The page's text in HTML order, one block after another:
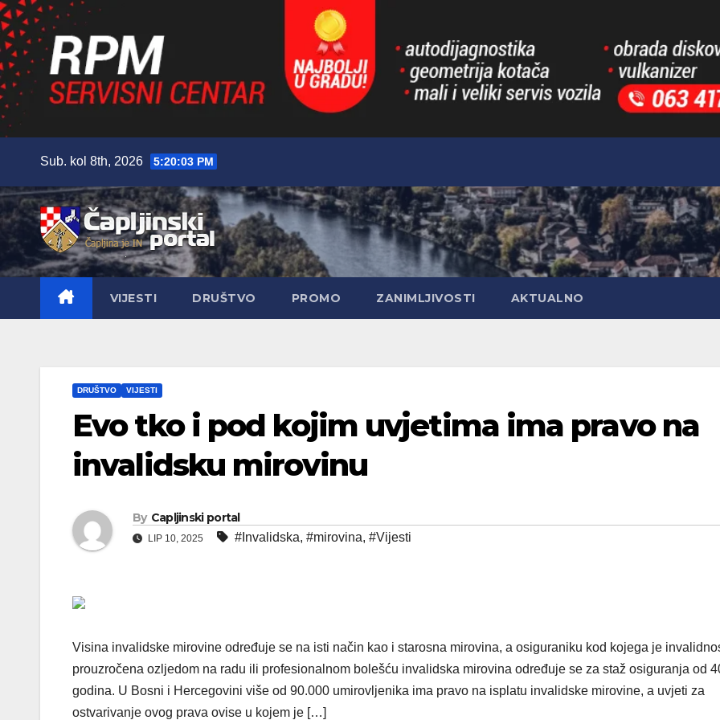
content
Sub. kol 8th, 2026 5:20:05 PM
VIJESTI DRUŠTVO PROMO ZANIMLJIVOSTI AKTUALNO
DRUŠTVO VIJESTI
Evo tko i pod kojim uvjetima ima pravo na
invalidsku mirovinu
By Capljinski portal
LIP 10, 2025 #Invalidska, #mirovina, #Vijesti
Visina invalidske mirovine određuje se na isti način kao i starosna mirovina, a osiguraniku kod kojega je
prouzročena ozljedom na radu ili profesionalnom bolešću invalidska mirovina određuje se za staž osiguranja od
godina. U Bosni i Hercegovini više od 90.000 umirovljenika ima pravo na isplatu invalidske mirovine, a uvjeti za
ostvarivanje ovog prava ovise u kojem je […]